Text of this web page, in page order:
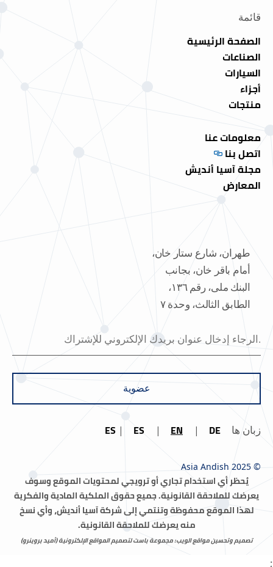
قائمة
الصفحة الرئيسية
الصناعات
السيارات
أجزاء
منتجات
معلومات عنا
اتصل بنا
مجلة آسيا أنديش
المعارض
طهران، شارع ستار خان،
أمام باقر خان، بجانب
البنك ملی، رقم ١٣٦،
الطابق الثالث، وحدة ٧
عضوية
زبان ها DE
EN
ES
ES
© Asia Andish 2025
يُحظر أي استخدام تجاري أو ترويجي لمحتويات الموقع وسوف
يعرضك للملاحقة القانونية.جميع حقوق الملكية المادية والفكرية
لهذا الموقع محفوظة وتنتمي إلى شركة آسيا أنديش، وأي نسخ
منه يعرضك للملاحقة القانونية.
تصميم وتحسين مواقع الويب: مجموعة باست لتصميم المواقع الإلكترونية (أميد بروینرو)
;